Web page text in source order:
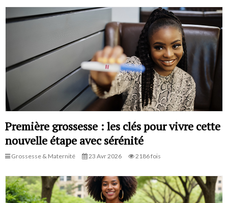
Première grossesse : les clés pour vivre cette
nouvelle étape avec sérénité
Grossesse & Maternité 23 Avr 2026 2186 fois